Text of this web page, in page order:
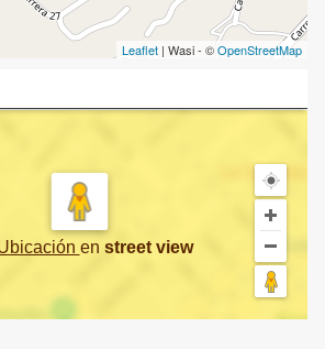
Leaflet | Wasi - ©OpenStreetMap
en street view